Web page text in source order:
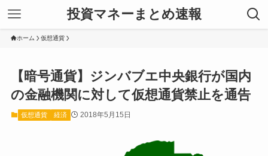
投資マネーまとめ速報
ホーム 仮想通貨
【暗号通貨】ジンバブエ中央銀行が国内
の金融機関に対して仮想通貨禁止を通告
仮想通貨 経済 2018年5月15日